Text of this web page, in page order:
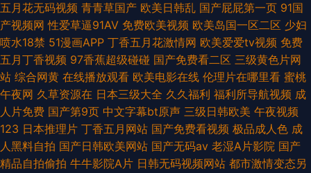
五月花无码视频 青青草国产 欧美日韩乱 国产屁屁第一页 91国
产视频网 性爱草逼91AV 免费欧美视频 欧美岛国一区二区 少妇
喷水18禁 51漫画APP 丁香五月花激情网 欧美爱爱tv视频 免费
五月丁香视频 97香蕉超级碰碰 国产免费看二区 三级黄色片网
站 综合网黄 在线播放观看 欧美电影在线 伦理片在哪里看 蜜桃
午夜网 久草资源在 日本三级大全 久久福利 福利所导航视频 成
人片免费 国产第9页 中文字幕bt原声 三级日韩欧美 午夜视频
123 日本推理片 丁香五月网站 国产免费看视频 极品成人色 成
人黑料自拍 国产日韩欧美网站 国产无码av 老湿A片影院 国产
精品自拍偷拍 牛牛影院A片 日韩无码视频网站 都市激情变态另